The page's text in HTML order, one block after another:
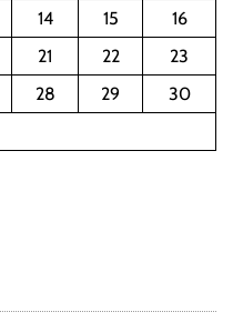
14 15
16
21 22
23
28 29
30